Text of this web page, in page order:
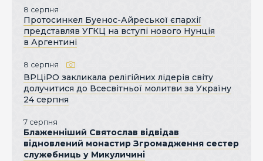
8 серпня
Протосинкел Буенос-Айреської єпархії
представляв УГКЦ на вступі нового Нунція
в Аргентині
8 серпня
ВРЦіРО закликала релігійних лідерів світу
долучитися до Всесвітньої молитви за Україну
24 серпня
7 серпня
Блаженніший Святослав відвідав
відновлений монастир Згромадження сестер
служебниць у Микуличині